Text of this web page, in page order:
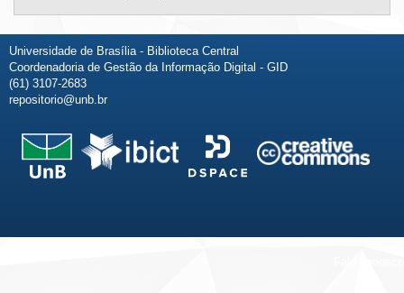
Universidade de Brasília - Biblioteca Central
Coordenadoria de Gestão da Informação Digital - GID
(61) 3107-2683
repositorio@unb.br